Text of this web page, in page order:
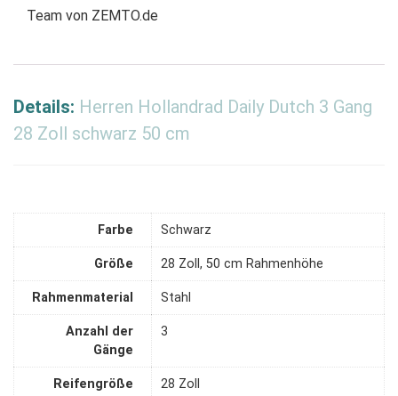
Team von ZEMTO.de
Details: Herren Hollandrad Daily Dutch 3 Gang
28 Zoll schwarz 50 cm
Farbe ‎Schwarz
Größe ‎28 Zoll, 50 cm Rahmenhöhe
Rahmenmaterial ‎Stahl
Anzahl der
Gänge
‎3
Reifengröße ‎28 Zoll